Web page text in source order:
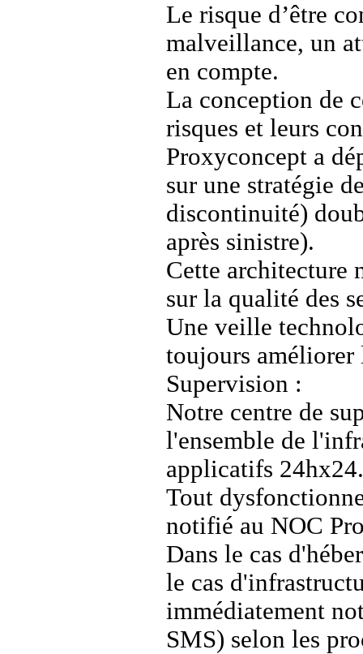
Le risque d’être
malveillance, un
en compte.
La conception de
risques et leurs
Proxyconcept a
sur une stratégie
discontinuité)
après sinistre).
Cette architecture
sur la qualité des
Une veille
toujours améliorer
Supervision :
Notre centre de
l'ensemble de
applicatifs 24hx24.
Tout
notifié au NOC
Dans le cas
le cas
immédiatement
SMS) selon les